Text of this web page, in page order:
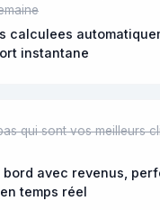
calculees
instantane
qui sont vos meilleurs
bord avec revenus,
temps réel